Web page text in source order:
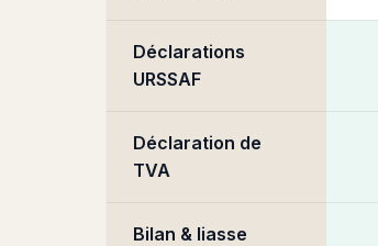
Déclarations
URSSAF
Déclaration de
TVA
Bilan & liasse